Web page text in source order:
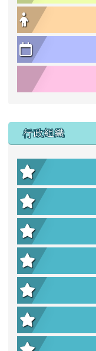
行政組織